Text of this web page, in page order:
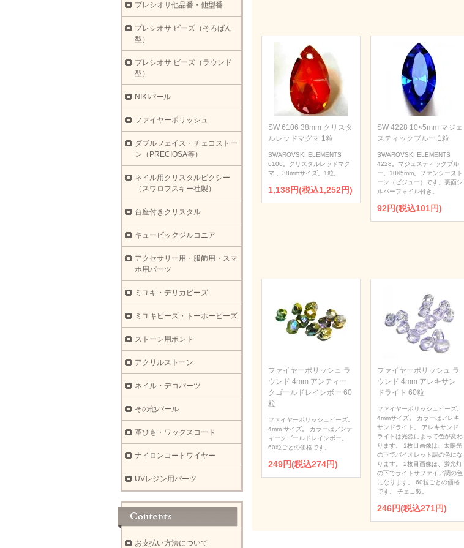
SW 6106 38mm クリスタ
ルレッドマグマ 1粒
SWAROVSKI ELEMENTS
6106。クリスタルレッドマグ
マ 。38mmサイズ。1粒。
1,138円(税込1,252円)
SW 4228 10×5mm マジェ
スティックブルー 1粒
SWAROVSKI ELEMENTS
4228。マジェスティックブル
ー。10×5mm。ファンシースト
ーン（ビジュー）です。裏面シ
ルバーフォイル付き。
92円(税込101円)
ファイヤーポリッシュ ラ
ウンド 4mm アンティー
クゴールドレインボー 60
粒
ファイヤーポリッシュビーズ。
4mm サイズ。 カラーはアンテ
ィークゴールドレインボー。
60粒ごとの価格です。
249円(税込274円)
ファイヤーポリッシュ ラ
ウンド 4mm アレキサン
ドライト 60粒
ファイヤーポリッシュビーズ。
4mmサイズ。 カラーはアレキ
サンドライト。 アレキサンド
ライトは光源によって色が変わ
ります。 1枚目画像は、太陽光
の下でバイオレット調の色にな
ります。 2枚目画像は、蛍光灯
の下でライトサファイア調の色
になります。 60粒ごとの価格
です。 チェコ製。
246円(税込271円)
プレシオサ他品番・他型番
プレシオサ ビーズ（そろばん
型）
プレシオサ ビーズ（ラウンド
型）
NIKIパール
ファイヤーポリッシュ
ダブルフェイス・チェコストー
ン（PRECIOSA等）
ネイル用クリスタルピクシー
（スワロフスキー社製）
台座付きクリスタル
キュービックジルコニア
アクセサリー用・服飾用・スマ
ホ用パーツ
ミユキ・デリカビーズ
ミユキビーズ・トーホービーズ
ストーン用ボンド
アクリルストーン
ネイル・デコパーツ
その他パール
革ひも・ワックスコード
ナイロンコートワイヤー
UVレジン用パーツ
お支払い方法について